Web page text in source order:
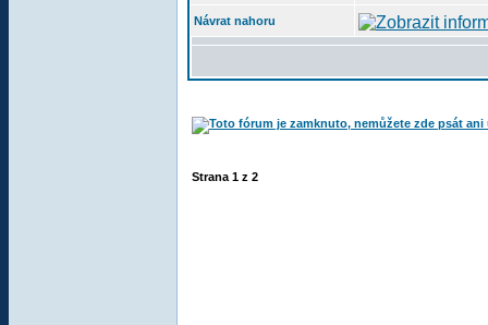
Návrat nahoru
Strana 1 z 2